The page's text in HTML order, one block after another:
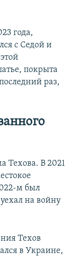
года,
с Седой и
покрыта
раз,
Техова. В 2021
м был
на войну
Техов
в Украине,